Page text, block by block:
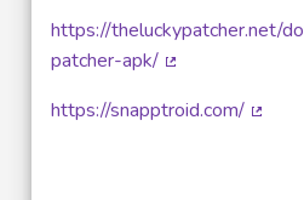
https://theluckypatcher.net/
patcher-apk/
https://snapptroid.com/